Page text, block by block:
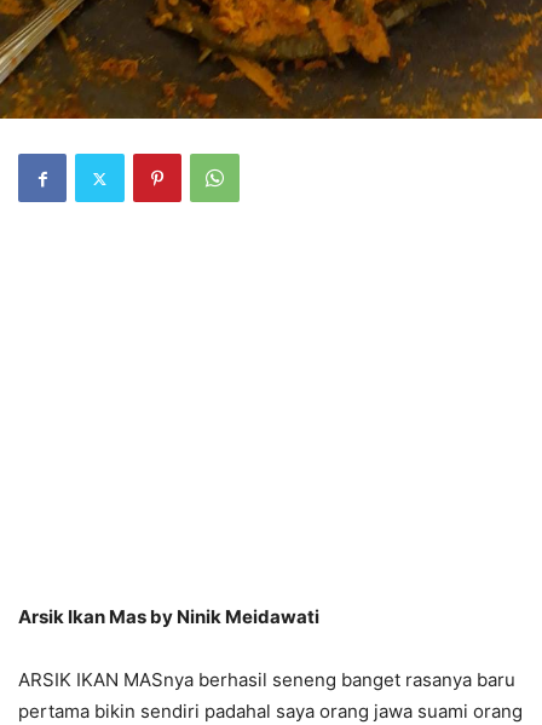
Arsik Ikan Mas by Ninik Meidawati
ARSIK IKAN MASnya berhasil seneng banget rasanya baru
pertama bikin sendiri padahal saya orang jawa suami orang